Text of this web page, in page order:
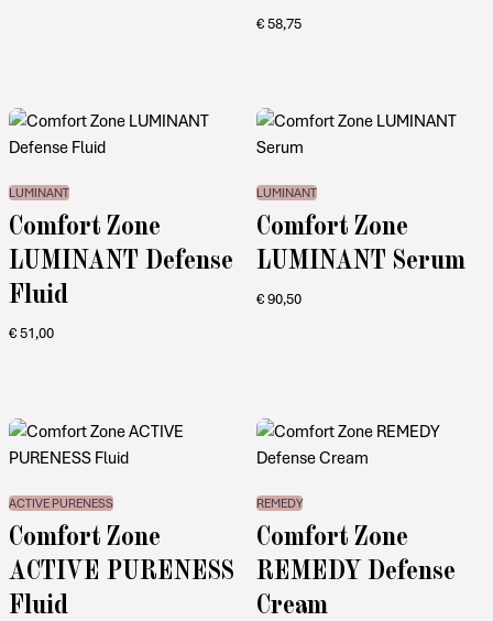
€58,75
LUMINANT
Comfort Zone
LUMINANT Defense
Fluid
€51,00
LUMINANT
Comfort Zone
LUMINANT Serum
€90,50
ACTIVE PURENESS
Comfort Zone
ACTIVE PURENESS
Fluid
REMEDY
Comfort Zone
REMEDY Defense
Cream